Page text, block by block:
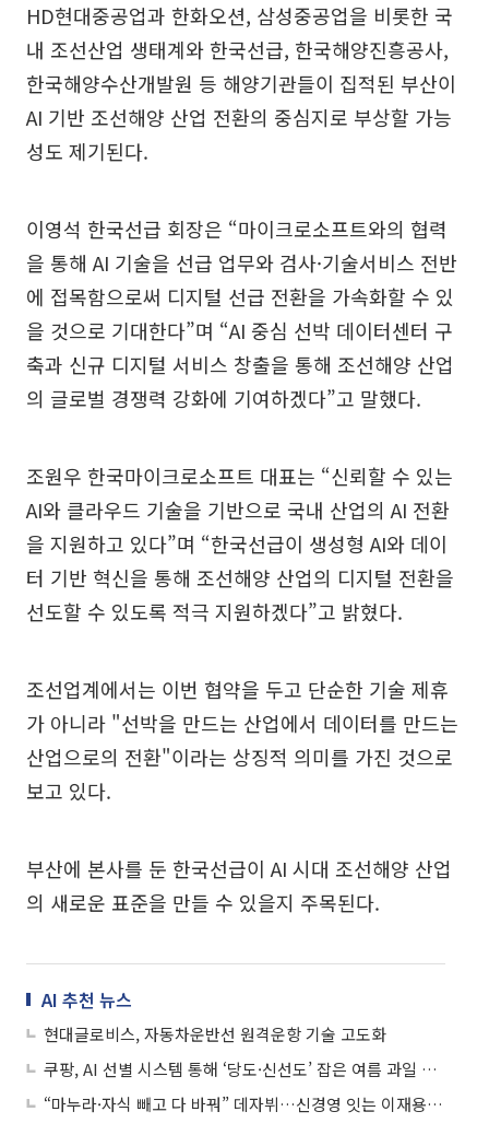
HD현대중공업과 한화오션, 삼성중공업을 비롯한 국
내 조선산업 생태계와 한국선급, 한국해양진흥공사,
한국해양수산개발원 등 해양기관들이 집적된 부산이
AI 기반 조선해양 산업 전환의 중심지로 부상할 가능
성도 제기된다.
이영석 한국선급 회장은 “마이크로소프트와의 협력
을 통해 AI 기술을 선급 업무와 검사·기술서비스 전반
에 접목함으로써 디지털 선급 전환을 가속화할 수 있
을 것으로 기대한다”며 “AI 중심 선박 데이터센터 구
축과 신규 디지털 서비스 창출을 통해 조선해양 산업
의 글로벌 경쟁력 강화에 기여하겠다”고 말했다.
조원우 한국마이크로소프트 대표는 “신뢰할 수 있는
AI와 클라우드 기술을 기반으로 국내 산업의 AI 전환
을 지원하고 있다”며 “한국선급이 생성형 AI와 데이
터 기반 혁신을 통해 조선해양 산업의 디지털 전환을
선도할 수 있도록 적극 지원하겠다”고 밝혔다.
조선업계에서는 이번 협약을 두고 단순한 기술 제휴
가 아니라 "선박을 만드는 산업에서 데이터를 만드는
산업으로의 전환"이라는 상징적 의미를 가진 것으로
보고 있다.
부산에 본사를 둔 한국선급이 AI 시대 조선해양 산업
의 새로운 표준을 만들 수 있을지 주목된다.
AI 추천 뉴스
현대글로비스, 자동차운반선 원격운항 기술 고도화
쿠팡, AI 선별 시스템 통해 ‘당도·신선도’ 잡은 여름 과일 판매
“마누라·자식 빼고 다 바꿔” 데자뷔…신경영 잇는 이재용의 ‘AI 승부수’